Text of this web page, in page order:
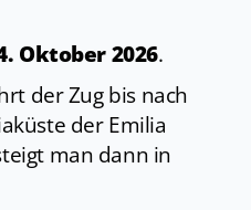
Oktober 2026.
der Zug bis nach
der Emilia
man dann in